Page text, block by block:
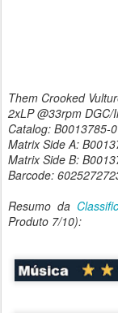
Them Crooked
2xLP @33rpm
Catalog: B0013785-
Matrix Side A:
Matrix Side B:
Barcode:
Resumo da
Produto 7/10):